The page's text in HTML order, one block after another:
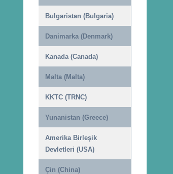
Bulgaristan (Bulgaria)
Danimarka (Denmark)
Kanada (Canada)
Malta (Malta)
KKTC (TRNC)
Yunanistan (Greece)
Amerika Birleşik
Devletleri (USA)
Çin (China)